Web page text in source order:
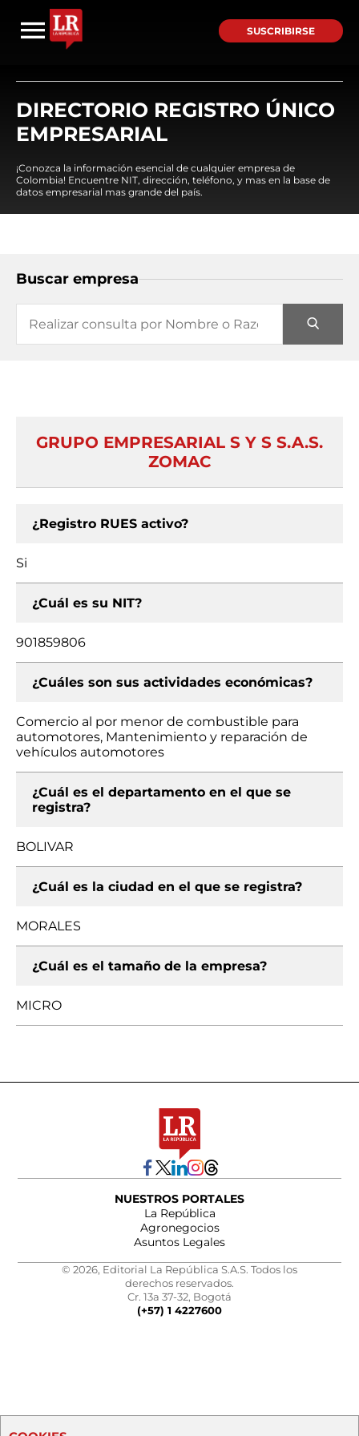
SUSCRIBIRSE
DIRECTORIO REGISTRO ÚNICO
EMPRESARIAL
¡Conozca la información esencial de cualquier empresa de
Colombia! Encuentre NIT, dirección, teléfono, y mas en la base de
datos empresarial mas grande del país.
Buscar empresa
GRUPO EMPRESARIAL S Y S S.A.S.
ZOMAC
¿Registro RUES activo?
Si
¿Cuál es su NIT?
901859806
¿Cuáles son sus actividades económicas?
Comercio al por menor de combustible para
automotores, Mantenimiento y reparación de
vehículos automotores
¿Cuál es el departamento en el que se
registra?
BOLIVAR
¿Cuál es la ciudad en el que se registra?
MORALES
¿Cuál es el tamaño de la empresa?
MICRO
NUESTROS PORTALES
La República
Agronegocios
Asuntos Legales
© 2026, Editorial La República S.A.S. Todos los
derechos reservados.
Cr. 13a 37-32, Bogotá
(+57) 1 4227600